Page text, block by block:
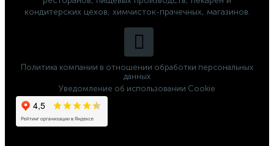
кондитерских цехов, химчисток-прачечных, магазинов.
Политика компании в отношении обработки персональных
данных
Уведомление об использовании Cookie